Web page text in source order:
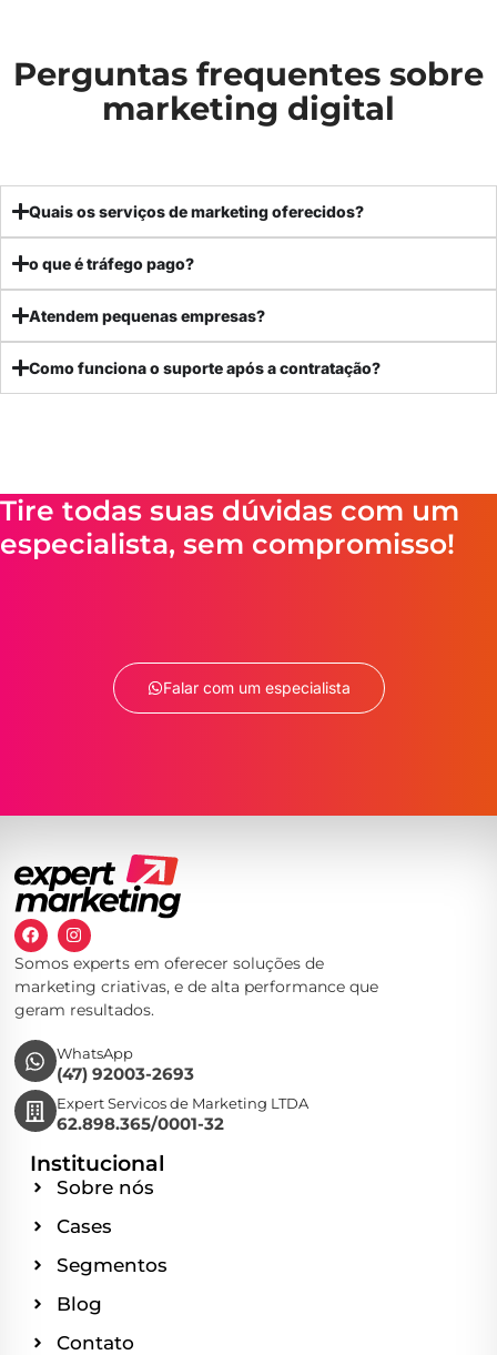
Perguntas frequentes sobre
marketing digital
Quais os serviços de marketing oferecidos?
o que é tráfego pago?
Atendem pequenas empresas?
Como funciona o suporte após a contratação?
Tire todas suas dúvidas com um
especialista, sem compromisso!
Falar com um especialista
Somos experts em oferecer soluções de
marketing criativas, e de alta performance que
geram resultados.
WhatsApp
(47) 92003-2693
Expert Servicos de Marketing LTDA
62.898.365/0001-32
Institucional
Sobre nós
Cases
Segmentos
Blog
Contato